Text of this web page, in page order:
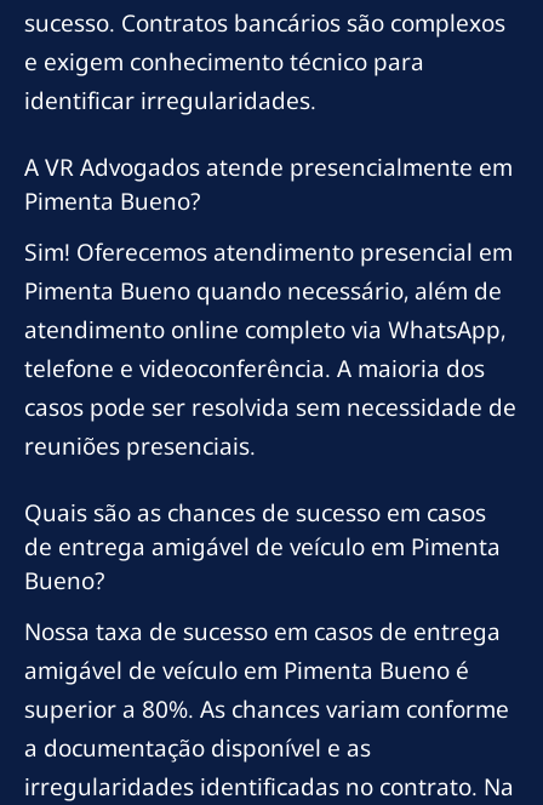
sucesso. Contratos bancários são complexos
e exigem conhecimento técnico para
identificar irregularidades.
A VR Advogados atende presencialmente em
Pimenta Bueno?
Sim! Oferecemos atendimento presencial em
Pimenta Bueno quando necessário, além de
atendimento online completo via WhatsApp,
telefone e videoconferência. A maioria dos
casos pode ser resolvida sem necessidade de
reuniões presenciais.
Quais são as chances de sucesso em casos
de entrega amigável de veículo em Pimenta
Bueno?
Nossa taxa de sucesso em casos de entrega
amigável de veículo em Pimenta Bueno é
superior a 80%. As chances variam conforme
a documentação disponível e as
irregularidades identificadas no contrato. Na